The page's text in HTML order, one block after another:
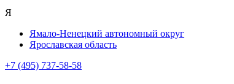
Я
Ямало-Ненецкий автономный округ
Ярославская область
+7 (495) 737-58-58